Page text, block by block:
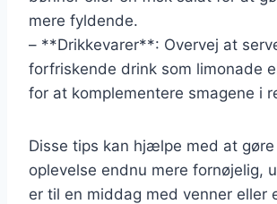
mere fyldende.
– **Drikkevarer**: Overvej at
forfriskende drink som limonade
for at komplementere smagene i
Disse tips kan hjælpe med at
oplevelse endnu mere fornøjelig,
er til en middag med venner eller